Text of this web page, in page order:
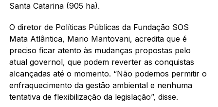
Santa Catarina (905 ha).
O diretor de Políticas Públicas da Fundação SOS
Mata Atlântica, Mario Mantovani, acredita que é
preciso ficar atento às mudanças propostas pelo
atual governol, que podem reverter as conquistas
alcançadas até o momento. “Não podemos permitir o
enfraquecimento da gestão ambiental e nenhuma
tentativa de flexibilização da legislação”, disse.